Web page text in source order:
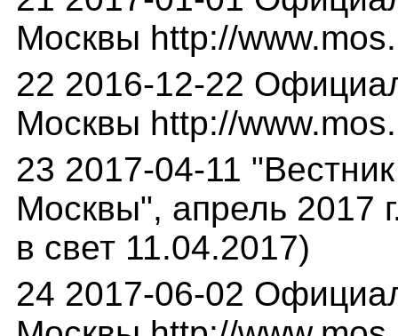
Москвы http://
22 2016-12-22
Москвы http://
23 2017-04-11
Москвы", апрель 2017
в свет 11.04.2017)
24 2017-06-02